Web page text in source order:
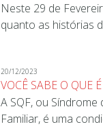
Neste 29 de
quanto as histórias
20/12/2023
VOCÊ SABE O QUE
A SQF, ou
Familiar, é uma